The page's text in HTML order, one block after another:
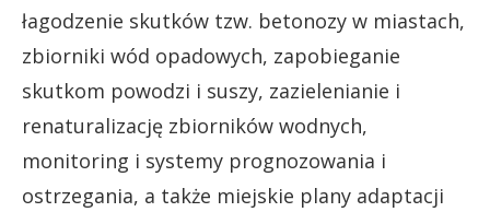
łagodzenie skutków tzw. betonozy w miastach,
zbiorniki wód opadowych, zapobieganie
skutkom powodzi i suszy, zazielenianie i
renaturalizację zbiorników wodnych,
monitoring i systemy prognozowania i
ostrzegania, a także miejskie plany adaptacji